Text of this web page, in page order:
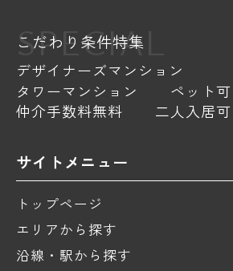
SPECIAL
こだわり条件特集
デザイナーズマンション
タワーマンション
ペット可
仲介手数料無料
二人入居可
サイトメニュー
トップページ
エリアから探す
沿線・駅から探す